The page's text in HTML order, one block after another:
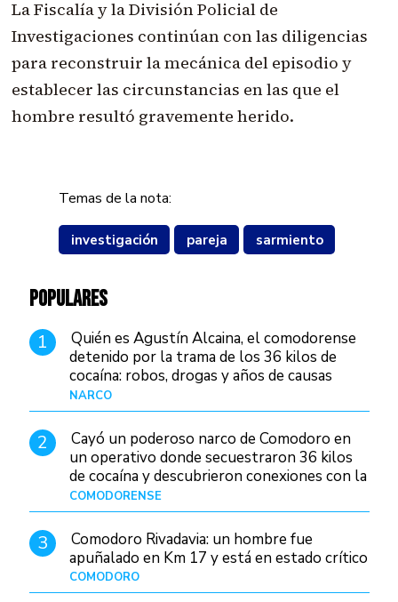
La Fiscalía y la División Policial de
Investigaciones continúan con las diligencias
para reconstruir la mecánica del episodio y
establecer las circunstancias en las que el
hombre resultó gravemente herido.
Temas de la nota:
investigación pareja sarmiento
POPULARES
1
Quién es Agustín Alcaina, el comodorense
detenido por la trama de los 36 kilos de
cocaína: robos, drogas y años de causas
judiciales
NARCO
2
Cayó un poderoso narco de Comodoro en
un operativo donde secuestraron 36 kilos
de cocaína y descubrieron conexiones con la
Patagonia
COMODORENSE
3
Comodoro Rivadavia: un hombre fue
apuñalado en Km 17 y está en estado crítico
COMODORO